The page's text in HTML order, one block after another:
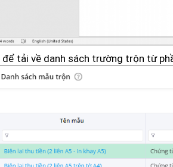
để tải về danh sách trường trộn từ